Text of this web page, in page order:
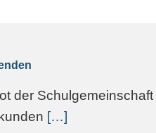
der
[…]